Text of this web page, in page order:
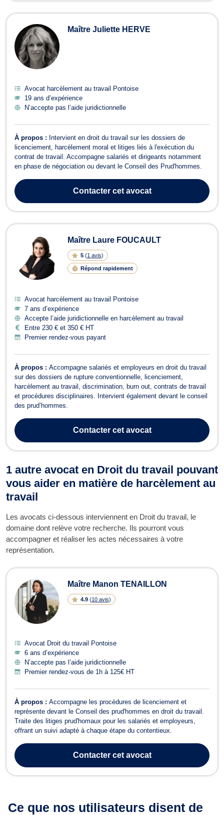
Maître Juliette HERVE
Avocat harcèlement au travail Pontoise
19 ans d’expérience
N’accepte pas l’aide juridictionnelle
À propos : Intervient en droit du travail sur les dossiers de
licenciement, harcèlement moral et litiges liés à l'exécution du
contrat de travail. Accompagne salariés et dirigeants notamment
en phase de négociation ou devant le Conseil des Prud'hommes.
Contactercet avocat
Maître Laure FOUCAULT
5 (1 avis)
Répond rapidement
Avocat harcèlement au travail Pontoise
7 ans d’expérience
Accepte l’aide juridictionnelle en harcèlement au travail
Entre 230 € et 350 € HT
Premier rendez-vous payant
À propos : Accompagne salariés et employeurs en droit du travail
sur des dossiers de rupture conventionnelle, licenciement,
harcèlement au travail, discrimination, burn out, contrats de travail
et procédures disciplinaires. Intervient également devant le conseil
des prud’hommes.
Contactercet avocat
1 autre avocat en Droit du travail pouvant
vous aider en matière de harcèlement au
travail
Les avocats ci-dessous interviennent en Droit du travail, le
domaine dont relève votre recherche. Ils pourront vous
accompagner et réaliser les actes nécessaires à votre
représentation.
Maître Manon TENAILLON
4.9 (10 avis)
Avocat Droit du travail Pontoise
6 ans d’expérience
N’accepte pas l’aide juridictionnelle
Premier rendez-vous de 1h à 125€ HT
À propos : Accompagne les procédures de licenciement et
représente devant le Conseil des prud'hommes en droit du travail.
Traite des litiges prud'homaux pour les salariés et employeurs,
offrant un suivi adapté à chaque étape du contentieux.
Contactercet avocat
Ce que nos utilisateurs disent de